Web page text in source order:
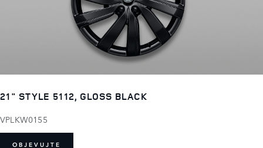
21" STYLE 5112, GLOSS BLACK
VPLKW0155
OBJEVUJTE